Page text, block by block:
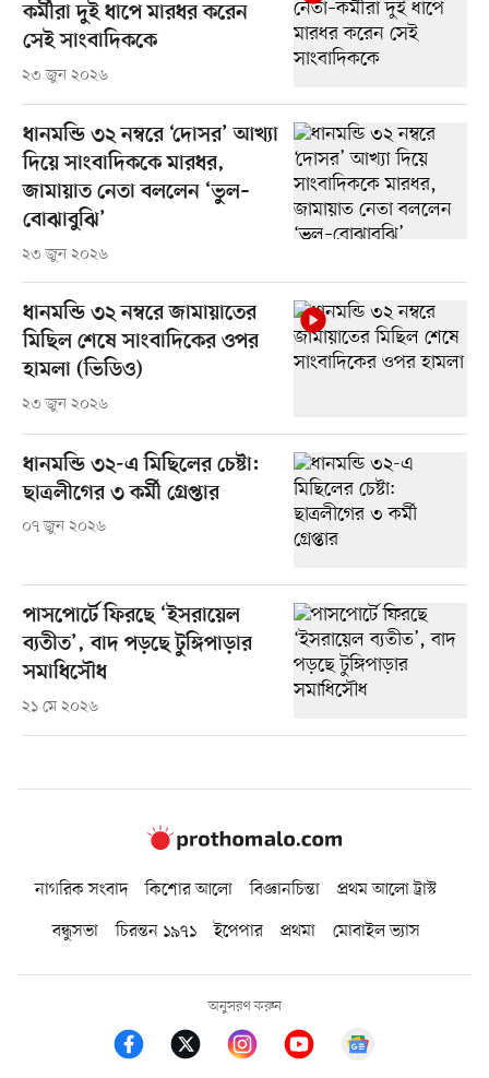
কর্মীরা দুই ধাপে মারধর করেন
সেই সাংবাদিককে
২৩ জুন ২০২৬
ধানমন্ডি ৩২ নম্বরে ‘দোসর’ আখ্যা
দিয়ে সাংবাদিককে মারধর,
জামায়াত নেতা বললেন ‘ভুল–
বোঝাবুঝি’
২৩ জুন ২০২৬
ধানমন্ডি ৩২ নম্বরে জামায়াতের
মিছিল শেষে সাংবাদিকের ওপর
হামলা (ভিডিও)
২৩ জুন ২০২৬
ধানমন্ডি ৩২-এ মিছিলের চেষ্টা:
ছাত্রলীগের ৩ কর্মী গ্রেপ্তার
০৭ জুন ২০২৬
পাসপোর্টে ফিরছে ‘ইসরায়েল
ব্যতীত’, বাদ পড়ছে টুঙ্গিপাড়ার
সমাধিসৌধ
২১ মে ২০২৬
নাগরিক সংবাদ কিশোর আলো বিজ্ঞানচিন্তা
প্রথম আলো ট্রাস্ট
বন্ধুসভা
চিরন্তন ১৯৭১ ইপেপার প্রথমা মোবাইল ভ্যাস
অনুসরণ করুন